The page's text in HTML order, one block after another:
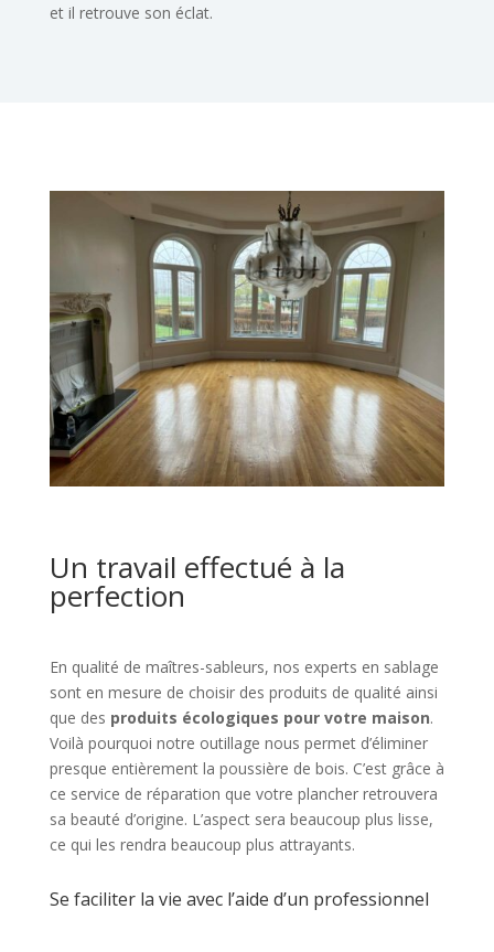
et il retrouve son éclat.
Un travail effectué à la
perfection
En qualité de maîtres-sableurs, nos experts en sablage
sont en mesure de choisir des produits de qualité ainsi
que des produits écologiques pour votre maison.
Voilà pourquoi notre outillage nous permet d’éliminer
presque entièrement la poussière de bois. C’est grâce à
ce service de réparation que votre plancher retrouvera
sa beauté d’origine. L’aspect sera beaucoup plus lisse,
ce qui les rendra beaucoup plus attrayants.
Se faciliter la vie avec l’aide d’un professionnel